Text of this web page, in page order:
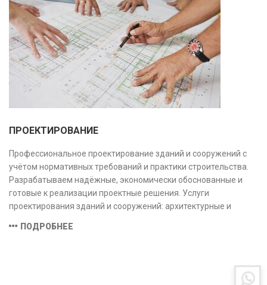
ПРОЕКТИРОВАНИЕ
Профессиональное проектирование зданий и сооружений с
учётом нормативных требований и практики строительства.
Разрабатываем надёжные, экономически обоснованные и
готовые к реализации проектные решения. Услуги
проектирования зданий и сооружений: архитектурные и
сметная документация. Полный цикл работ с учётом норм и
ПОДРОБНЕЕ